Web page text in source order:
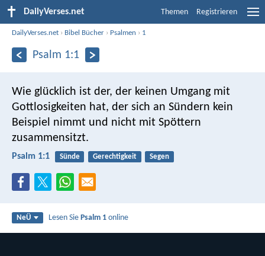
DailyVerses.net Themen Registrieren
DailyVerses.net › Bibel Bücher › Psalmen › 1
Psalm 1:1
Wie glücklich ist der, der keinen Umgang mit
Gottlosigkeiten hat, der sich an Sündern kein
Beispiel nimmt und nicht mit Spöttern
zusammensitzt.
Psalm 1:1 Sünde Gerechtigkeit Segen
NeÜ Lesen SiePsalm 1 online